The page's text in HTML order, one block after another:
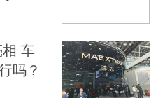
相 车
吗？